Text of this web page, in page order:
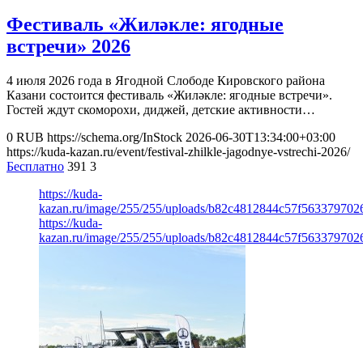
Фестиваль «Жиләкле: ягодные
встречи» 2026
4 июля 2026 года в Ягодной Слободе Кировского района
Казани состоится фестиваль «Жиләкле: ягодные встречи».
Гостей ждут скоморохи, диджей, детские активности…
0 RUB https://schema.org/InStock 2026-06-30T13:34:00+03:00
https://kuda-kazan.ru/event/festival-zhilkle-jagodnye-vstrechi-2026/
Бесплатно 391 3
https://kuda-
kazan.ru/image/255/255/uploads/
https://kuda-
kazan.ru/image/255/255/uploads/